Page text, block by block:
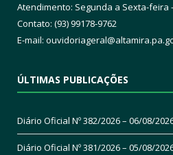
Atendimento: Segunda a Sexta-feira
Contato: (93) 99178-9762
E-mail: ouvidoriageral@altamira.pa.
ÚLTIMAS PUBLICAÇÕES
Diário Oficial Nº 382/2026 – 06/08/
Diário Oficial Nº 381/2026 – 05/08/